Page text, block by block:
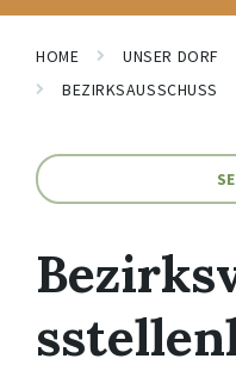
HOME UNSER DORF
BEZIRKSAUSSCHUSS